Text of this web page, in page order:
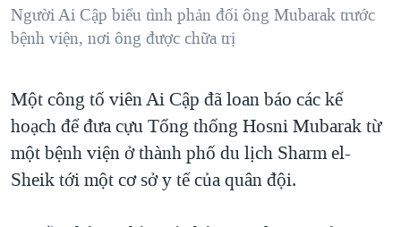
SỨC KHOẺ
GIÁO DỤC
NGÀY TỊ NẠN THẾ GIỚI
TRỊNH VĨNH BÌNH - NGƯỜI HẠ 'BÊN THẮNG CUỘC'
CHI PHÍ CHIẾN TRANH AFGHANISTAN
CÁC GIÁ TRỊ CỘNG HÒA Ở VIỆT NAM
THƯỢNG ĐỈNH TRUMP-KIM TẠI VIỆT NAM
Người Ai Cập biểu tình phản đối ông Mubarak trước
bệnh viện, nơi ông được chữa trị
Một công tố viên Ai Cập đã loan báo các kế
hoạch để đưa cựu Tổng thống Hosni Mubarak từ
một bệnh viện ở thành phố du lịch Sharm el-
Sheik tới một cơ sở y tế của quân đội.